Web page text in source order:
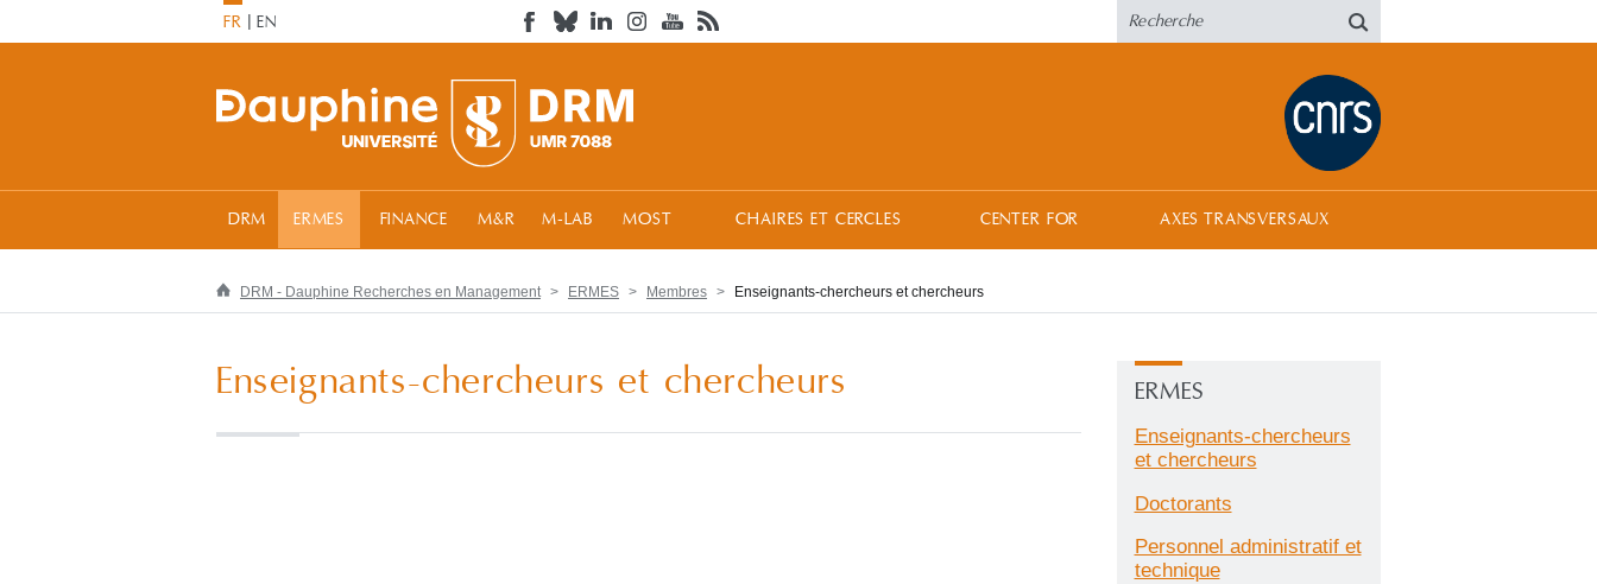
FR EN
DRM ERMES FINANCE M&R M-LAB MOST CHAIRES ET CERCLES CENTER FOR AXES TRANSVERSAUX
DRM - Dauphine Recherches en Management ERMES Membres Enseignants-chercheurs et chercheurs
Enseignants-chercheurs et chercheurs ERMES
Enseignants-chercheurs
et chercheurs
Doctorants
Personnel administratif et
technique